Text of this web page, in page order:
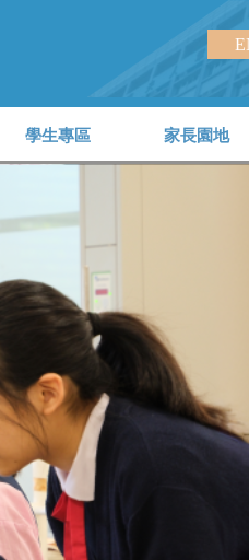
學生專區 家長園地